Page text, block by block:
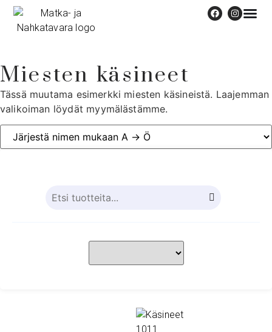
Miesten käsineet
Tässä muutama esimerkki miesten käsineistä. Laajemman
valikoiman löydät myymälästämme.